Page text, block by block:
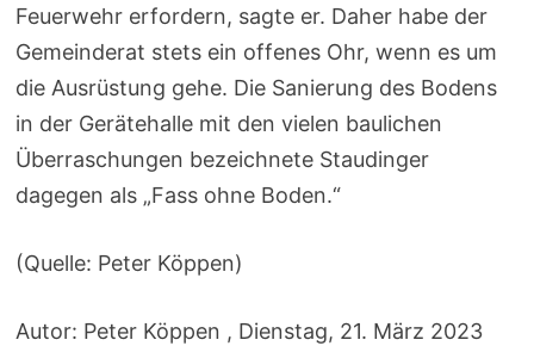
Feuerwehr erfordern, sagte er. Daher habe der
Gemeinderat stets ein offenes Ohr, wenn es um
die Ausrüstung gehe. Die Sanierung des Bodens
in der Gerätehalle mit den vielen baulichen
Überraschungen bezeichnete Staudinger
dagegen als „Fass ohne Boden.“
(Quelle: Peter Köppen)
Autor: Peter Köppen , Dienstag, 21. März 2023